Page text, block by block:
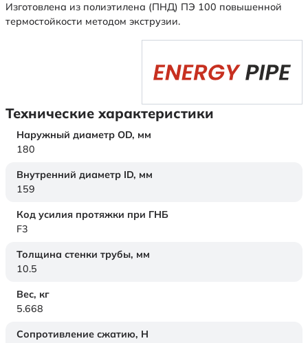
Изготовлена из полиэтилена (ПНД) ПЭ 100 повышенной
термостойкости методом экструзии.
Технические характеристики
Наружный диаметр OD, мм
180
Внутренний диаметр ID, мм
159
Код усилия протяжки при ГНБ
F3
Толщина стенки трубы, мм
10.5
Вес, кг
5.668
Сопротивление сжатию, Н